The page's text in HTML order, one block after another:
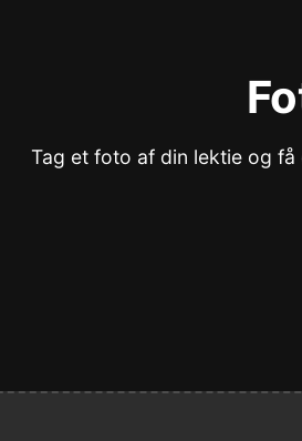
Tag et foto af din lektie og